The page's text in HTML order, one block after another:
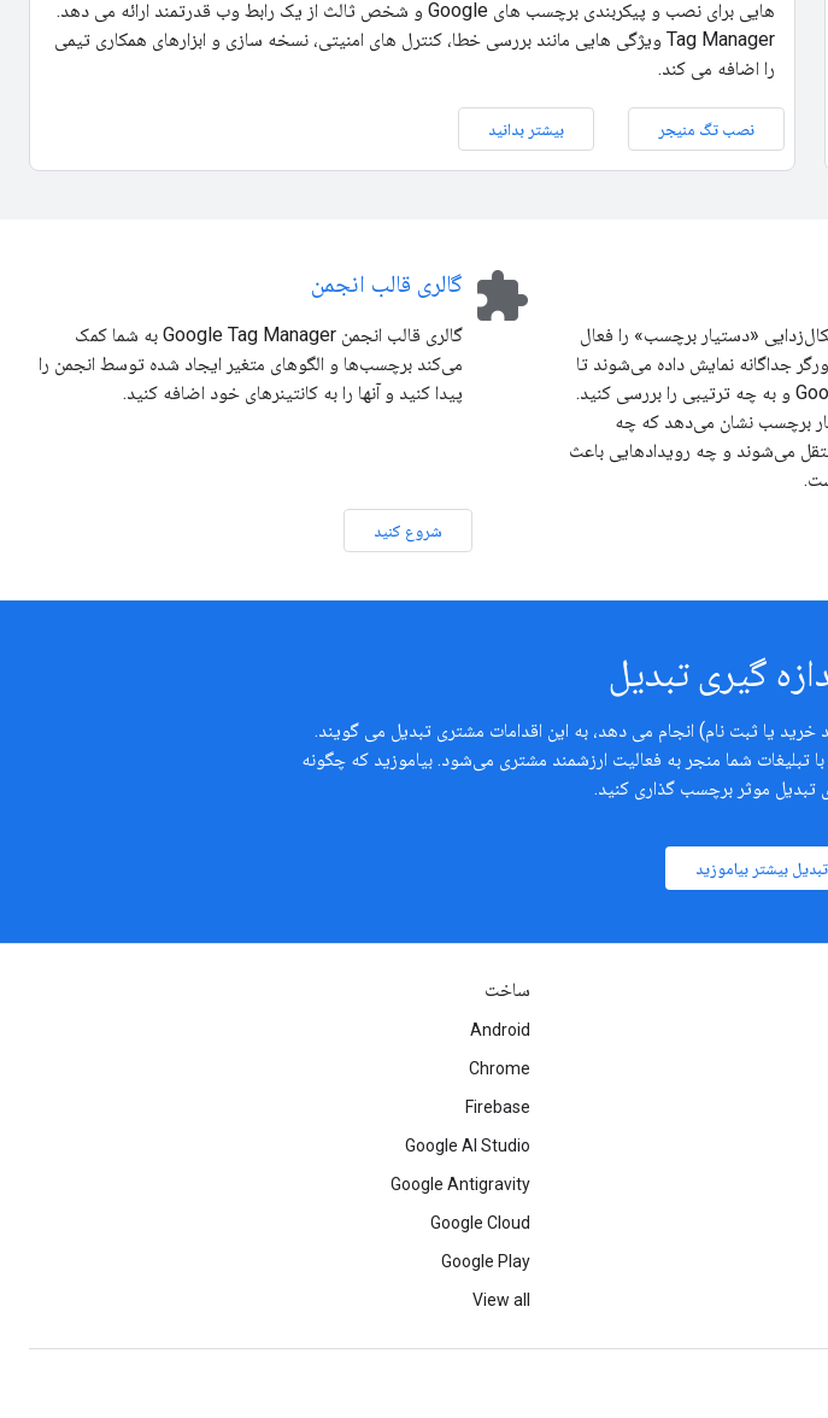
هایی برای نصب و پیکربندی برچسب های Google و شخص ثالث از یک رابط وب قدرتمند ارائه می دهد.
Tag Manager ویژگی هایی مانند بررسی خطا، کنترل های امنیتی، نسخه سازی و ابزارهای همکاری تیمی
را اضافه می کند.
نصب تگ منیجر بیشتر بدانید
«دستیار برچسب» را فعال
جداگانه نمایش داده می‌شوند تا
بتوانید برچسب‌های Google و به چه ترتیبی را بررسی کنید.
برچسب نشان می‌دهد که چه
می‌شوند و چه رویدادهایی باعث
extension گالری قالب انجمن
گالری قالب انجمن Google Tag Manager به شما کمک
می‌کند برچسب‌ها و الگوهای متغیر ایجاد شده توسط انجمن را
پیدا کنید و آنها را به کانتینرهای خود اضافه کنید.
شروع کنید
گیری تبدیل
خرید یا ثبت نام) انجام می دهد، به این اقدامات مشتری تبدیل می گویند.
با تبلیغات شما منجر به فعالیت ارزشمند مشتری می‌شود. بیاموزید که چگونه
تبدیل موثر برچسب گذاری کنید.
بیشتر بیاموزید
ساخت
Android
Chrome
Firebase
Google AI Studio
Google Antigravity
Google Cloud
Google Play
View all